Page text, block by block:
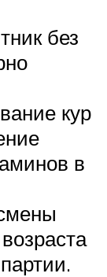
без
кур
в